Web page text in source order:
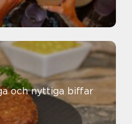
och nyttiga biffar